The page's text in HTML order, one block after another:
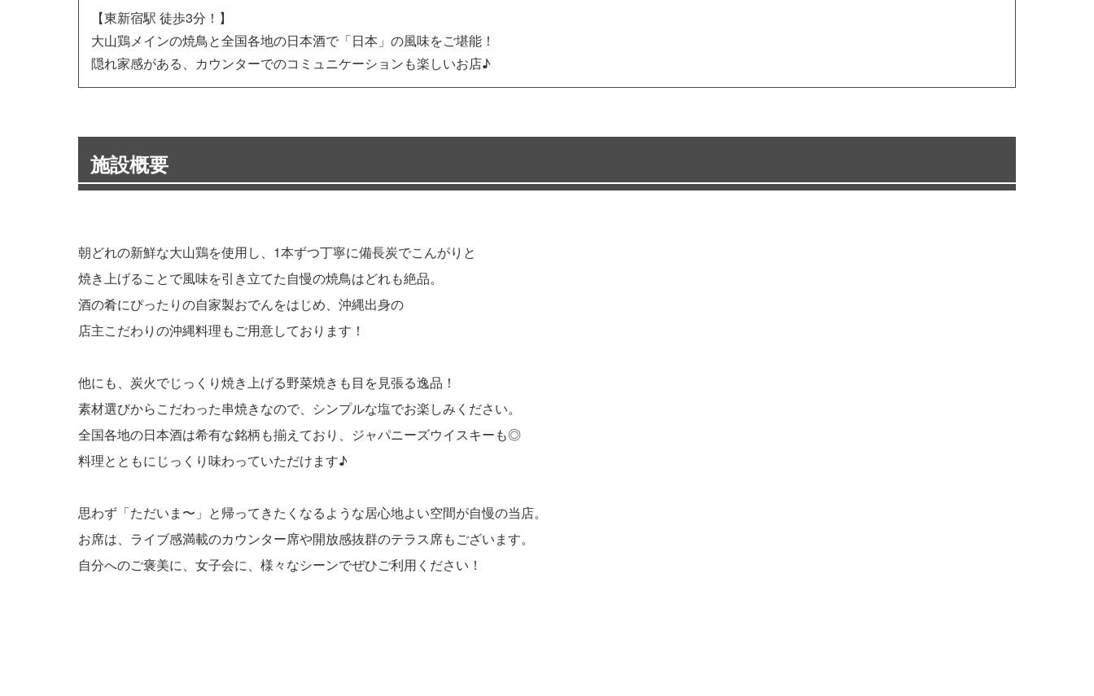
【東新宿駅 徒歩3分！】
大山鶏メインの焼鳥と全国各地の日本酒で「日本」の風味をご堪能！
隠れ家感がある、カウンターでのコミュニケーションも楽しいお店♪
施設概要
朝どれの新鮮な大山鶏を使用し、1本ずつ丁寧に備長炭でこんがりと
焼き上げることで風味を引き立てた自慢の焼鳥はどれも絶品。
酒の肴にぴったりの自家製おでんをはじめ、沖縄出身の
店主こだわりの沖縄料理もご用意しております！
他にも、炭火でじっくり焼き上げる野菜焼きも目を見張る逸品！
素材選びからこだわった串焼きなので、シンプルな塩でお楽しみください。
全国各地の日本酒は希有な銘柄も揃えており、ジャパニーズウイスキーも◎
料理とともにじっくり味わっていただけます♪
思わず「ただいま〜」と帰ってきたくなるような居心地よい空間が自慢の当店。
お席は、ライブ感満載のカウンター席や開放感抜群のテラス席もございます。
自分へのご褒美に、女子会に、様々なシーンでぜひご利用ください！